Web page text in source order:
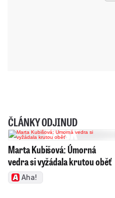
ČLÁNKY ODJINUD
Marta Kubišová: Úmorná
vedra si vyžádala krutou oběť
Aha!